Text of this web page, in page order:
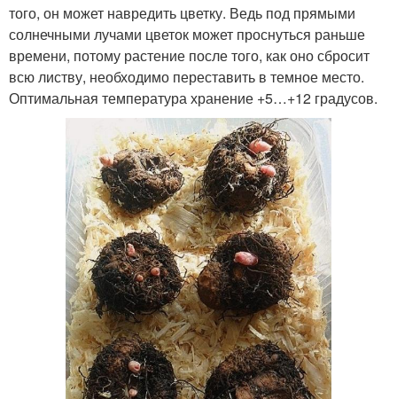
того, он может навредить цветку. Ведь под прямыми
солнечными лучами цветок может проснуться раньше
времени, потому растение после того, как оно сбросит
всю листву, необходимо переставить в темное место.
Оптимальная температура хранение +5…+12 градусов.